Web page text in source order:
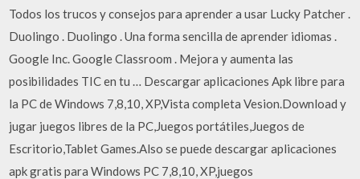
Todos los trucos y consejos para aprender a usar Lucky Patcher .
Duolingo . Duolingo . Una forma sencilla de aprender idiomas .
Google Inc. Google Classroom . Mejora y aumenta las
posibilidades TIC en tu … Descargar aplicaciones Apk libre para
la PC de Windows 7,8,10, XP,Vista completa Vesion.Download y
jugar juegos libres de la PC,Juegos portátiles,Juegos de
Escritorio,Tablet Games.Also se puede descargar aplicaciones
apk gratis para Windows PC 7,8,10, XP,juegos